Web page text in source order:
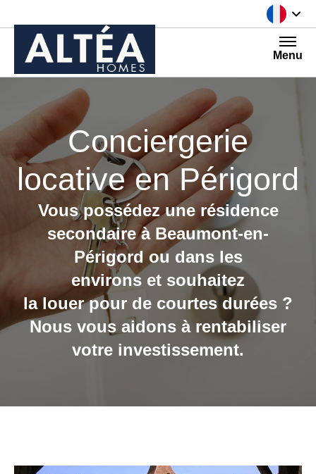
Menu
Conciergerie
locative en Périgord
Vous possédez une résidence
secondaire à Beaumont-en-
Périgord ou dans les
environs et souhaitez
la louer pour de courtes durées ?
Nous vous aidons à rentabiliser
votre investissement.